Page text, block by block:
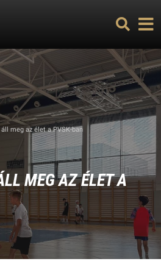
meg az élet a PVSK-ban
MEG AZ ÉLET A